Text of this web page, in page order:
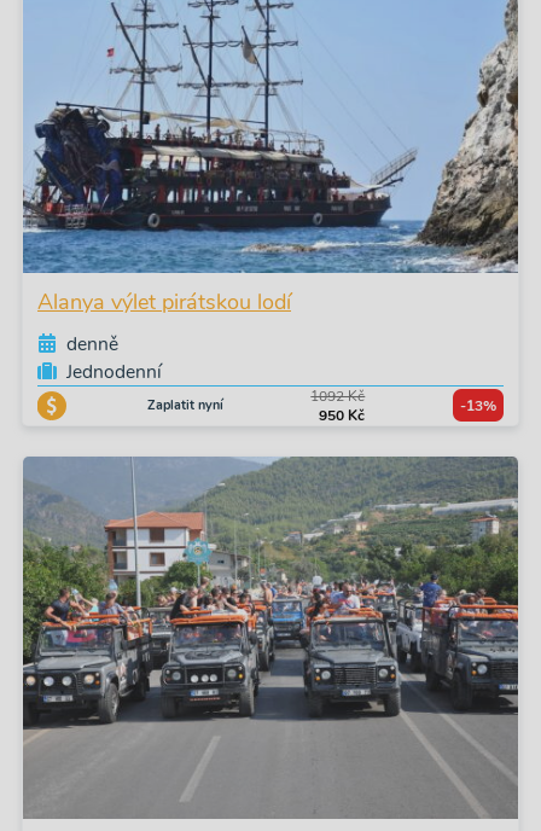
Alanya výlet pirátskou lodí
denně
Jednodenní
Zaplatit nyní
1092 Kč
950 Kč
-13%